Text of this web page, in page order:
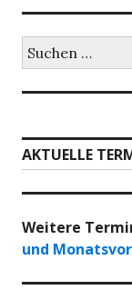
nach:
AKTUELLE
Weitere
und